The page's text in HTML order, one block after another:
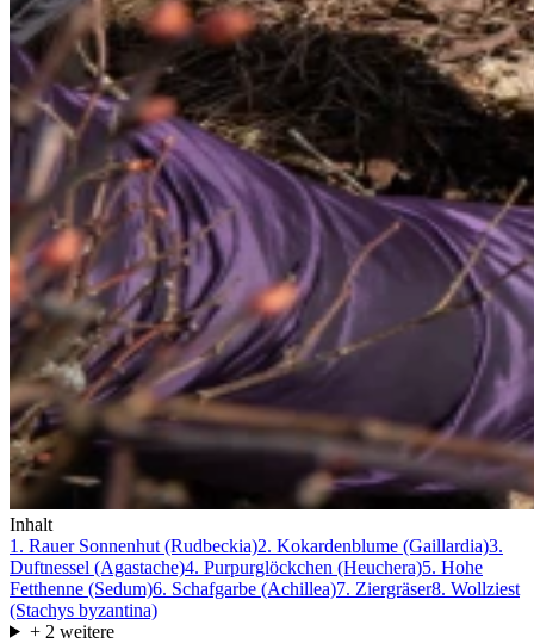
Inhalt
1. Rauer Sonnenhut (Rudbeckia)2. Kokardenblume (Gaillardia)3.
Duftnessel (Agastache)4. Purpurglöckchen (Heuchera)5. Hohe
Fetthenne (Sedum)6. Schafgarbe (Achillea)7. Ziergräser8. Wollziest
(Stachys byzantina)
+ 2 weitere